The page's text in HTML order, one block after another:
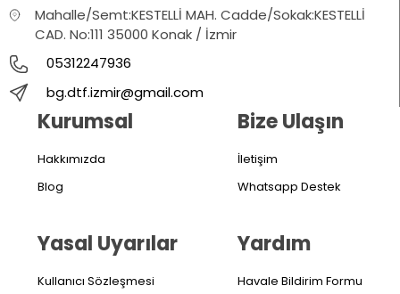
Mahalle/Semt:KESTELLİ MAH. Cadde/Sokak:KESTELLİ
CAD. No:111 35000 Konak / İzmir
05312247936
bg.dtf.izmir@gmail.com
Kurumsal
Hakkımızda
Blog
Yasal Uyarılar
Kullanıcı Sözleşmesi
Bize Ulaşın
İletişim
Whatsapp Destek
Yardım
Havale Bildirim Formu